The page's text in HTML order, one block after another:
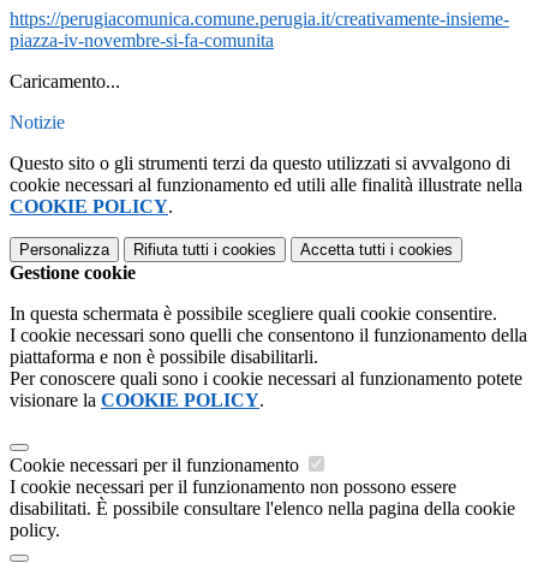
https://perugiacomunica.comune.perugia.it/creativamente-insieme-
piazza-iv-novembre-si-fa-comunita
Caricamento...
Notizie
Questo sito o gli strumenti terzi da questo utilizzati si avvalgono di
cookie necessari al funzionamento ed utili alle finalità illustrate nella
COOKIE POLICY.
Personalizza Rifiuta tutti i cookies Accetta tutti i cookies
Gestione cookie
In questa schermata è possibile scegliere quali cookie consentire.
I cookie necessari sono quelli che consentono il funzionamento della
piattaforma e non è possibile disabilitarli.
Per conoscere quali sono i cookie necessari al funzionamento potete
visionare la COOKIE POLICY.
Cookie necessari per il funzionamento
I cookie necessari per il funzionamento non possono essere
disabilitati. È possibile consultare l'elenco nella pagina della cookie
policy.